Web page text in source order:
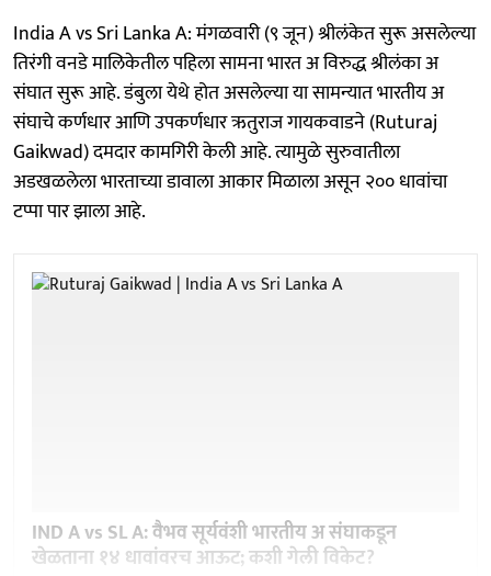
India A vs Sri Lanka A: मंगळवारी (९ जून) श्रीलंकेत सुरू असलेल्या
तिरंगी वनडे मालिकेतील पहिला सामना भारत अ विरुद्ध श्रीलंका अ
संघात सुरू आहे. डंबुला येथे होत असलेल्या या सामन्यात भारतीय अ
संघाचे कर्णधार आणि उपकर्णधार ऋतुराज गायकवाडने (Ruturaj
Gaikwad) दमदार कामगिरी केली आहे. त्यामुळे सुरुवातीला
अडखळलेला भारताच्या डावाला आकार मिळाला असून २०० धावांचा
टप्पा पार झाला आहे.
IND A vs SL A: वैभव सूर्यवंशी भारतीय अ संघाकडून
खेळताना १४ धावांवरच आऊट; कशी गेली विकेट?